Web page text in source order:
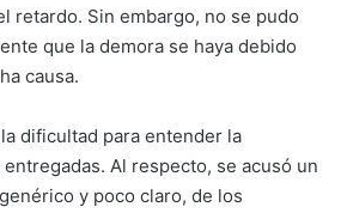
retardo. Sin embargo, no se pudo
que la demora se haya debido
causa.
dificultad para entender la
Al respecto, se acusó un
y poco claro, de los